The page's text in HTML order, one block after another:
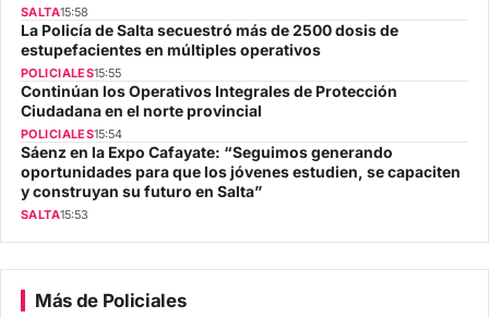
SALTA15:58
La Policía de Salta secuestró más de 2500 dosis de
estupefacientes en múltiples operativos
POLICIALES15:55
Continúan los Operativos Integrales de Protección
Ciudadana en el norte provincial
POLICIALES15:54
Sáenz en la Expo Cafayate: “Seguimos generando
oportunidades para que los jóvenes estudien, se capaciten
y construyan su futuro en Salta”
SALTA15:53
Más de Policiales